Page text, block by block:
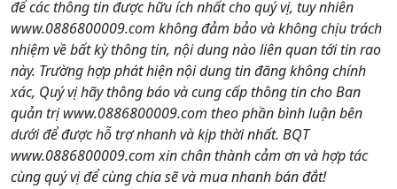
để các thông tin được hữu ích nhất cho quý vị, tuy nhiên
www.0886800009.com không đảm bảo và không chịu trách
nhiệm về bất kỳ thông tin, nội dung nào liên quan tới tin rao
này. Trường hợp phát hiện nội dung tin đăng không chính
xác, Quý vị hãy thông báo và cung cấp thông tin cho Ban
quản trị www.0886800009.com theo phần bình luận bên
dưới để được hỗ trợ nhanh và kịp thời nhất. BQT
www.0886800009.com xin chân thành cảm ơn và hợp tác
cùng quý vị để cùng chia sẽ và mua nhanh bán đắt!